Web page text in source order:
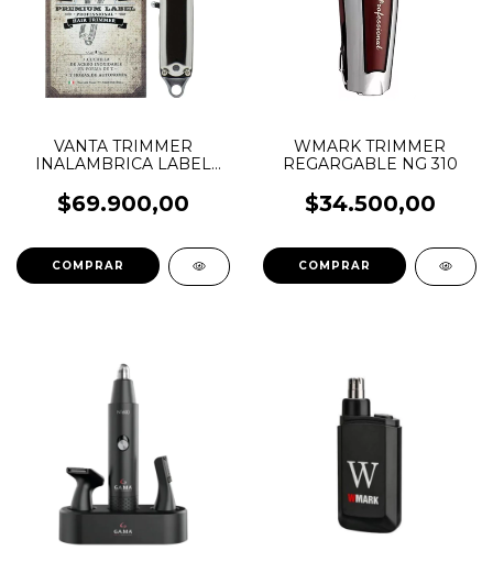
VANTA TRIMMER
INALAMBRICA LABEL
$69.900,00
WMARK TRIMMER
REGARGABLE NG 310
$34.500,00